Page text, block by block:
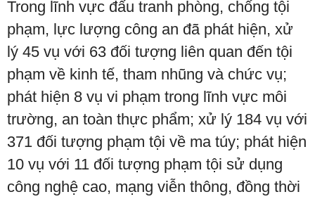
Trong lĩnh vực đấu tranh phòng, chống tội
phạm, lực lượng công an đã phát hiện, xử
lý 45 vụ với 63 đối tượng liên quan đến tội
phạm về kinh tế, tham nhũng và chức vụ;
phát hiện 8 vụ vi phạm trong lĩnh vực môi
trường, an toàn thực phẩm; xử lý 184 vụ với
371 đối tượng phạm tội về ma túy; phát hiện
10 vụ với 11 đối tượng phạm tội sử dụng
công nghệ cao, mạng viễn thông, đồng thời